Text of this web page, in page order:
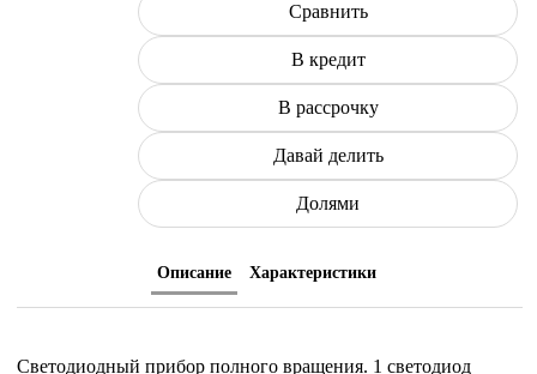
Сравнить
В кредит
В рассрочку
Давай делить
Долями
Описание Характеристики
Светодиодный прибор полного вращения. 1 светодиод